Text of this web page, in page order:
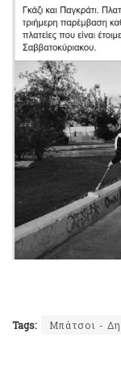
Tags: Μπάτσοι -